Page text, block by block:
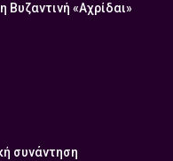
Βυζαντινή «Αχρίδαι»
συνάντηση